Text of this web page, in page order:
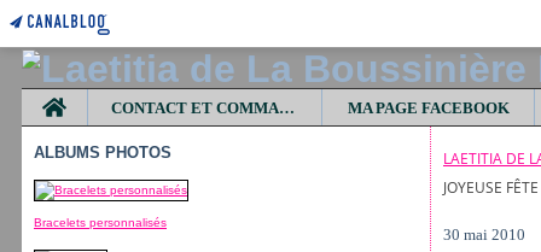
Home
CONTACT ET COMMANDES MA PAGE FACEBOOK
ALBUMS PHOTOS
Bracelets personnalisés
LAETITIA DE
JOYEUSE
30 mai 2010